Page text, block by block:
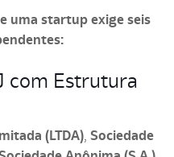
uma startup exige seis
com Estrutura
(LTDA), Sociedade